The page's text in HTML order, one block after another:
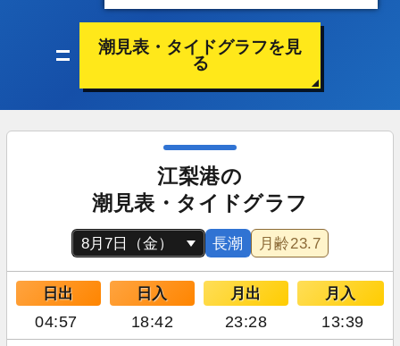
潮見表・タイドグラフを見
る
江梨港の
潮見表・タイドグラフ
長潮 月齢23.7
日出 日入 月出 月入
04:57 18:42 23:28 13:39